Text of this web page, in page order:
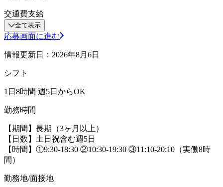
交通費支給
全て表示
応募画面に進む
情報更新日：2026年8月6日
シフト
1日8時間 週5日からOK
勤務時間
【期間】長期（3ヶ月以上）
【日数】土日祝含む週5日
【時間】①9:30-18:30 ②10:30-19:30 ③11:10-20:10（実働8時
間）
勤務地/面接地